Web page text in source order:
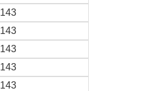
143
143
143
143
143